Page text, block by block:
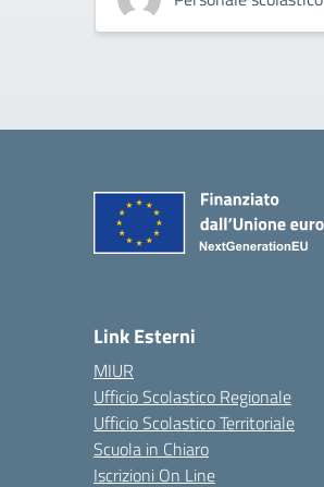
Link Esterni
MIUR
Ufficio Scolastico Regionale
Ufficio Scolastico Territoriale
Scuola in Chiaro
Iscrizioni On Line